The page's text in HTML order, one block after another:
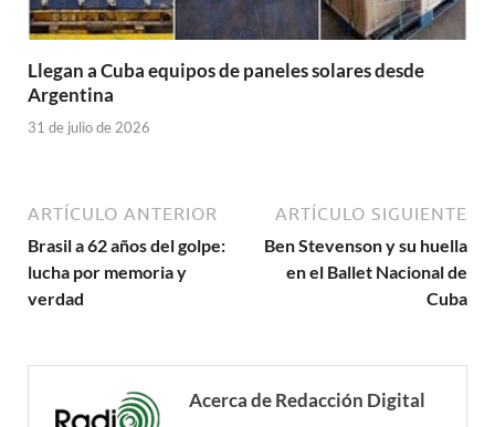
Llegan a Cuba equipos de paneles solares desde
Argentina
31 de julio de 2026
ARTÍCULO ANTERIOR
Brasil a 62 años del golpe:
lucha por memoria y
verdad
ARTÍCULO SIGUIENTE
Ben Stevenson y su huella
en el Ballet Nacional de
Cuba
Acerca de Redacción Digital